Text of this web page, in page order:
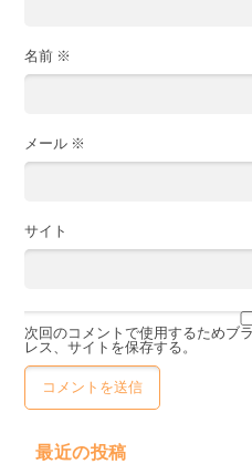
名前 ※
メール ※
サイト
次回のコメントで使用するためブ
レス、サイトを保存する。
最近の投稿